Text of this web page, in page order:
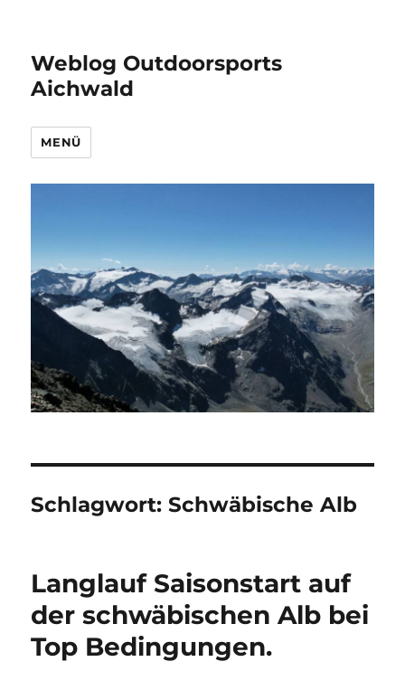
Weblog Outdoorsports
Aichwald
MENÜ
Schlagwort:Schwäbische Alb
Langlauf Saisonstart auf
der schwäbischen Alb bei
Top Bedingungen.